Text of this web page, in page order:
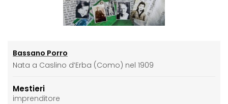
Bassano Porro
Nata a Caslino d’Erba (Como) nel 1909
Mestieri
imprenditore